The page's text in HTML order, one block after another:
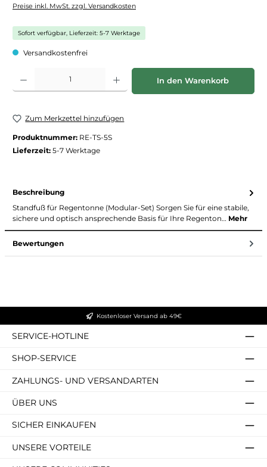
Preise inkl. MwSt. zzgl. Versandkosten
Sofort verfügbar, Lieferzeit: 5-7 Werktage
Versandkostenfrei
Produkt Anzahl: Gib den gewünschten Wert ein oder benutze die
In den Warenkorb
Zum Merkzettel hinzufügen
Produktnummer: RE-TS-5S
Lieferzeit: 5-7 Werktage
Beschreibung
Standfuß für Regentonne (Modular-Set) Sorgen Sie für eine stabile,
sichere und optisch ansprechende Basis für Ihre Regenton… Mehr
Bewertungen
Kostenloser Versand ab 49€
SERVICE-HOTLINE
SHOP-SERVICE
ZAHLUNGS- UND VERSANDARTEN
ÜBER UNS
SICHER EINKAUFEN
UNSERE VORTEILE